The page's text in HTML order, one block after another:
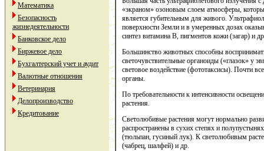
Математика
Безопасность
жизнедеятельности
Банковское дело
Биржевое дело
Бухгалтерский учет и аудит
Валютные отношения
Ветеринария
Делопроизводство
Кредитование
«экраном» озоновым слоем атмосферы,
является губительным для живого.
поверхности Земли и в умеренных дозах
синтез витамина В, пигментов кожи (загар) и
Большинство животных способны
светочувствительные органоиды («глазок» у
световое воздействие (фототаксисы). Почти
органы.
По требовательности к интенсивности
растения.
Светолюбивые растения могут нормально
распространены в сухих степях и
(тюльпан, гусиный лук). К светолюбивым
(чабрец, шалфей) и др.